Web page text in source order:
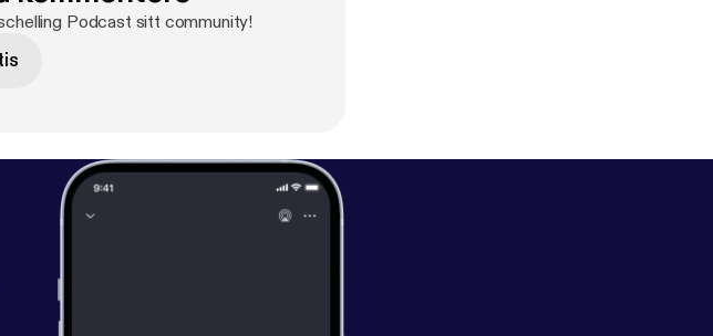
Podcast sitt community!